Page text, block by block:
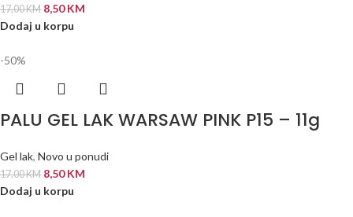
17,00KM 8,50KM
Dodaj u korpu
-50%
PALU GEL LAK WARSAW PINK P15 – 11g
Gel lak, Novo u ponudi
17,00KM 8,50KM
Dodaj u korpu